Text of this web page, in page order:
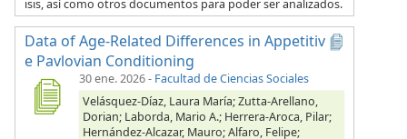
isis, así como otros documentos para poder ser analizados.
Data of Age-Related Differences in Appetitiv
e Pavlovian Conditioning
30 ene. 2026- Facultad de Ciencias Sociales
Velásquez-Díaz, Laura María; Zutta-Arellano,
Dorian; Laborda, Mario A.; Herrera-Aroca, Pilar;
Hernández-Alcazar, Mauro; Alfaro, Felipe;